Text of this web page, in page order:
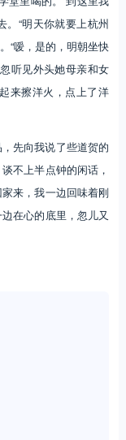
。“明天你就要上杭州
“嗳，是的，明朝坐快
听见外头她母亲和女
来擦洋火，点上了洋
先向我说了些道贺的
不上半点钟的闲话，
来，我一边回味着刚
在心的底里，忽儿又